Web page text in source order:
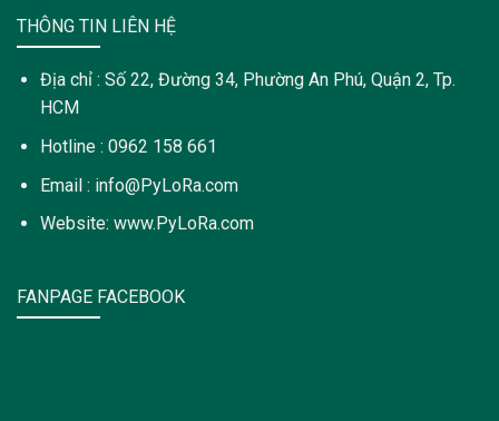
THÔNG TIN LIÊN HỆ
Địa chỉ : Số 22, Đường 34, Phường An Phú, Quận 2, Tp.
HCM
Hotline : 0962 158 661
Email : info@PyLoRa.com
Website: www.PyLoRa.com
FANPAGE FACEBOOK